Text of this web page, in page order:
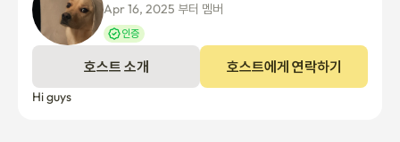
Apr 16, 2025 부터 멤버
인증
호스트 소개 호스트에게 연락하기
Hi guys